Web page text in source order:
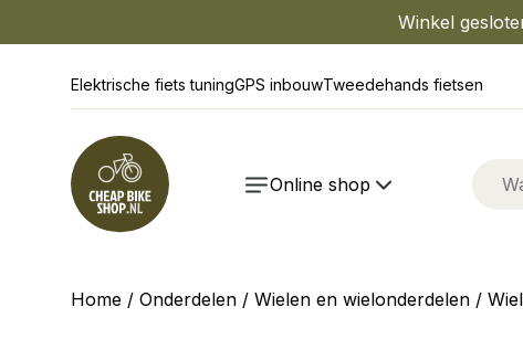
Winkel
Elektrische fiets tuningGPS inbouwTweedehands fietsen
Online shop
Home / Onderdelen / Wielen en wielonderdelen /